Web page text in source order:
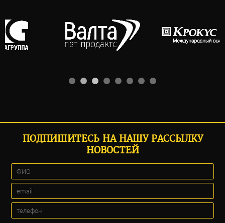
ПОДПИШИТЕСЬ НА НАШУ РАССЫЛКУ
НОВОСТЕЙ